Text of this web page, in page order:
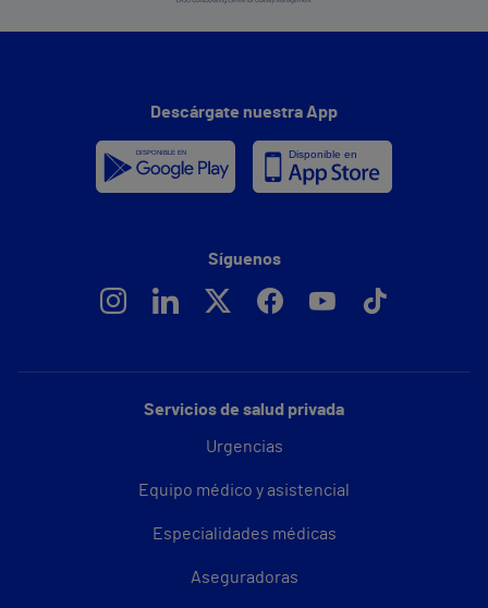
Servicios de salud privada
Urgencias
Equipo médico y asistencial
Especialidades médicas
Aseguradoras
Descárgate nuestra App
Síguenos